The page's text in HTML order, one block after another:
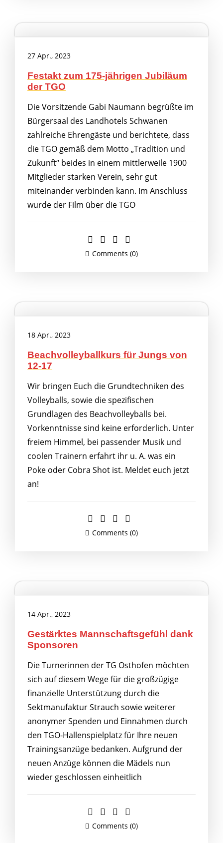
27 Apr., 2023
Festakt zum 175-jährigen Jubiläum
der TGO
Die Vorsitzende Gabi Naumann begrüßte im
Bürgersaal des Landhotels Schwanen
zahlreiche Ehrengäste und berichtete, dass
die TGO gemäß dem Motto „Tradition und
Zukunft“ beides in einem mittlerweile 1900
Mitglieder starken Verein, sehr gut
miteinander verbinden kann. Im Anschluss
wurde der Film über die TGO
Comments (0)
18 Apr., 2023
Beachvolleyballkurs für Jungs von
12-17
Wir bringen Euch die Grundtechniken des
Volleyballs, sowie die spezifischen
Grundlagen des Beachvolleyballs bei.
Vorkenntnisse sind keine erforderlich. Unter
freiem Himmel, bei passender Musik und
coolen Trainern erfahrt ihr u. A. was ein
Poke oder Cobra Shot ist. Meldet euch jetzt
an!
Comments (0)
14 Apr., 2023
Gestärktes Mannschaftsgefühl dank
Sponsoren
Die Turnerinnen der TG Osthofen möchten
sich auf diesem Wege für die großzügige
finanzielle Unterstützung durch die
Sektmanufaktur Strauch sowie weiterer
anonymer Spenden und Einnahmen durch
den TGO-Hallenspielplatz für Ihre neuen
Trainingsanzüge bedanken. Aufgrund der
neuen Anzüge können die Mädels nun
wieder geschlossen einheitlich
Comments (0)